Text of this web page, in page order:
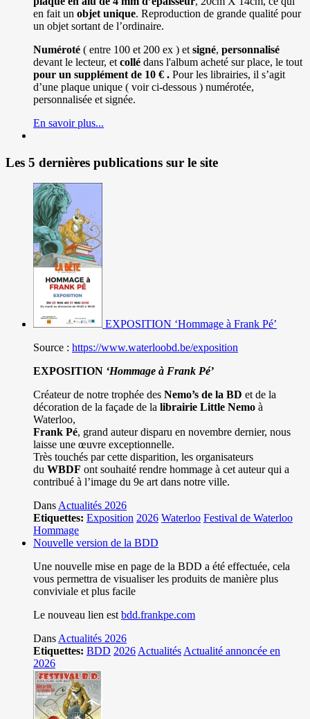
en fait un objet unique. Reproduction de grande qualité pour
un objet sortant de l’ordinaire.
Numéroté ( entre 100 et 200 ex ) et signé, personnalisé
devant le lecteur, et collé dans l'album acheté sur place, le tout
pour un supplément de 10 € . Pour les librairies, il s’agit
d’une plaque unique ( voir ci-dessous ) numérotée,
personnalisée et signée.
En savoir plus...
Les 5 dernières publications sur le site
EXPOSITION ‘Hommage à Frank Pé’
Source : https://www.waterloobd.be/exposition
EXPOSITION ‘Hommage à Frank Pé’
Créateur de notre trophée des Nemo’s de la BD et de la
décoration de la façade de la librairie Little Nemo à
Waterloo,
Frank Pé, grand auteur disparu en novembre dernier, nous
laisse une œuvre exceptionnelle.
Très touchés par cette disparition, les organisateurs
du WBDF ont souhaité rendre hommage à cet auteur qui a
contribué à l’image du 9e art dans notre ville.
Dans Actualités 2026
Etiquettes: Exposition 2026 Waterloo Festival de Waterloo
Hommage
Nouvelle version de la BDD
Une nouvelle mise en page de la BDD a été effectuée, cela
vous permettra de visualiser les produits de manière plus
conviviale et plus facile
Le nouveau lien est bdd.frankpe.com
Dans Actualités 2026
Etiquettes: BDD 2026 Actualités Actualité annoncée en
2026